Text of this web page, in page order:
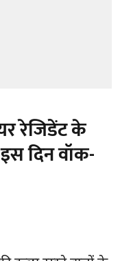
रेजिडेंट के
दिन वॉक-